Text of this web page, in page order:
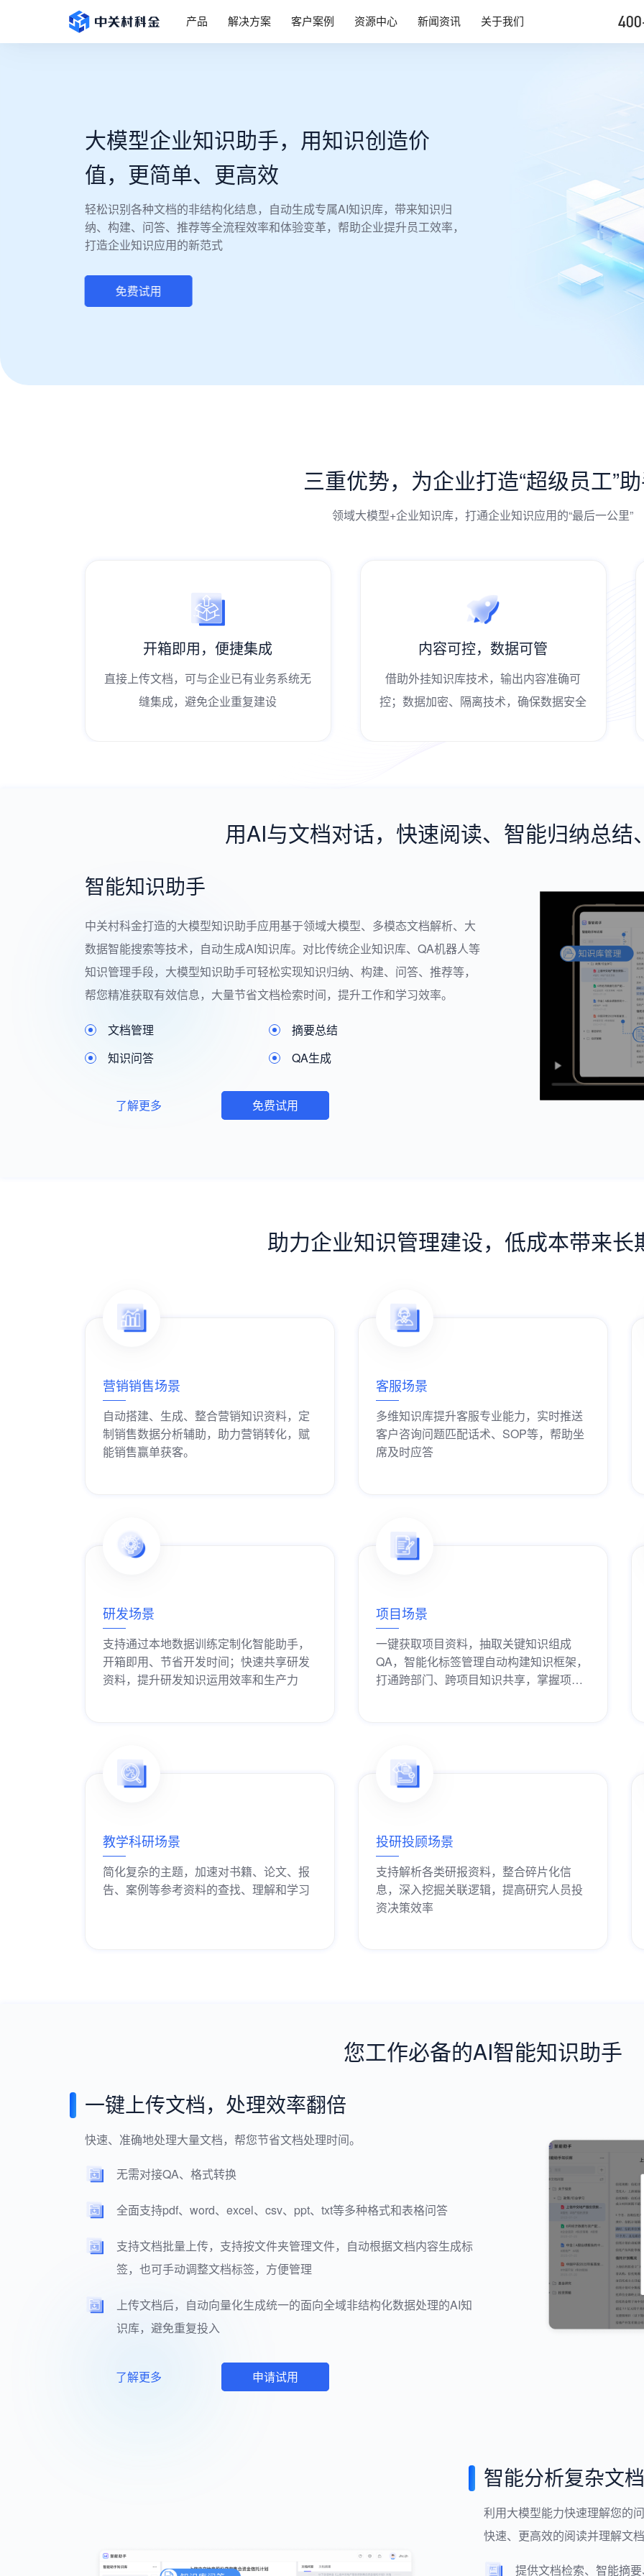
产品 解决方案 客户案例 资源中心 新闻资讯 关于我们
大模型企业知识助手，用知识创造价
值，更简单、更高效
轻松识别各种文档的非结构化结息，自动生成专属AI知识库，带来知识归
纳、构建、问答、推荐等全流程效率和体验变革，帮助企业提升员工效率，
打造企业知识应用的新范式
免费试用
三重优势，为企业打造“超级员工”
领域大模型+企业知识库，打通企业知识应用的“最后一公里”
开箱即用，便捷集成
直接上传文档，可与企业已有业务系统无
缝集成，避免企业重复建设
内容可控，数据可管
借助外挂知识库技术，输出内容准确可
控；数据加密、隔离技术，确保数据安全
用AI与文档对话，快速阅读、智能归纳总结
智能知识助手
中关村科金打造的大模型知识助手应用基于领域大模型、多模态文档解析、大
数据智能搜索等技术，自动生成AI知识库。对比传统企业知识库、QA机器人等
知识管理手段，大模型知识助手可轻松实现知识归纳、构建、问答、推荐等，
帮您精准获取有效信息，大量节省文档检索时间，提升工作和学习效率。
文档管理
摘要总结
知识问答
QA生成
了解更多 免费试用
助力企业知识管理建设，低成本带来长
营销销售场景
自动搭建、生成、整合营销知识资料，定
制销售数据分析辅助，助力营销转化，赋
能销售赢单获客。
客服场景
多维知识库提升客服专业能力，实时推送
客户咨询问题匹配话术、SOP等，帮助坐
席及时应答
研发场景
支持通过本地数据训练定制化智能助手，
开箱即用、节省开发时间；快速共享研发
资料，提升研发知识运用效率和生产力
项目场景
一键获取项目资料，抽取关键知识组成
QA，智能化标签管理自动构建知识框架，
打通跨部门、跨项目知识共享，掌握项目
教学科研场景
简化复杂的主题，加速对书籍、论文、报
告、案例等参考资料的查找、理解和学习
投研投顾场景
支持解析各类研报资料，整合碎片化信
息，深入挖掘关联逻辑，提高研究人员投
资决策效率
您工作必备的AI智能知识助手
一键上传文档，处理效率翻倍
快速、准确地处理大量文档，帮您节省文档处理时间。
无需对接QA、格式转换
全面支持pdf、word、excel、csv、ppt、txt等多种格式和表格问答
支持文档批量上传，支持按文件夹管理文件，自动根据文档内容生成标
签，也可手动调整文档标签，方便管理
上传文档后，自动向量化生成统一的面向全域非结构化数据处理的AI知
识库，避免重复投入
了解更多 申请试用
智能分析复杂文
利用大模型能力快速理解您的
快速、更高效的阅读并理解文
提供文档检索、智能摘